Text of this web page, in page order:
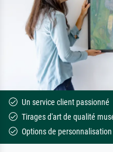
Un service client passionné
Tirages d'art de qualité
Options de